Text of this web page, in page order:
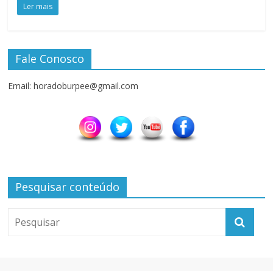
Ler mais
Fale Conosco
Email: horadoburpee@gmail.com
Pesquisar conteúdo